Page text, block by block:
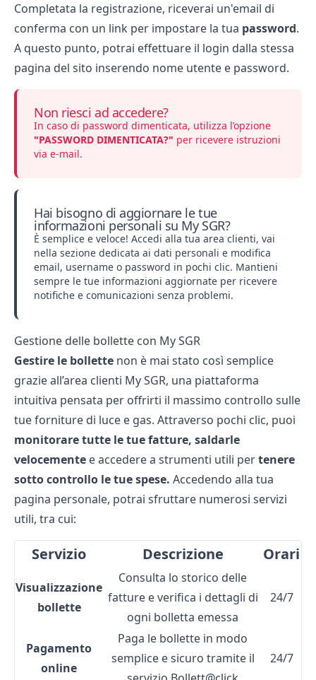
Completata la registrazione, riceverai un'email di
conferma con un link per impostare la tua password.
A questo punto, potrai effettuare il login dalla stessa
pagina del sito inserendo nome utente e password.
Non riesci ad accedere?
In caso di password dimenticata, utilizza l’opzione
"PASSWORD DIMENTICATA?" per ricevere istruzioni
via e-mail.
Hai bisogno di aggiornare le tue
informazioni personali su My SGR?
È semplice e veloce! Accedi alla tua area clienti, vai
nella sezione dedicata ai dati personali e modifica
email, username o password in pochi clic. Mantieni
sempre le tue informazioni aggiornate per ricevere
notifiche e comunicazioni senza problemi.
Gestione delle bollette con My SGR
Gestire le bollette non è mai stato così semplice
grazie all’area clienti My SGR, una piattaforma
intuitiva pensata per offrirti il massimo controllo sulle
tue forniture di luce e gas. Attraverso pochi clic, puoi
monitorare tutte le tue fatture, saldarle
velocemente e accedere a strumenti utili pertenere
sotto controllo le tue spese. Accedendo alla tua
pagina personale, potrai sfruttare numerosi servizi
utili, tra cui:
Servizio Descrizione Orari
Visualizzazione
bollette
Consulta lo storico delle
fatture e verifica i dettagli di
ogni bolletta emessa
24/7
Pagamento
online
Paga le bollette in modo
semplice e sicuro tramite il
24/7